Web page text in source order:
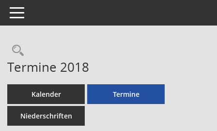
Toggle navigation
Rechercheauswahl
Termine 2018
Kalender Termine
Niederschriften